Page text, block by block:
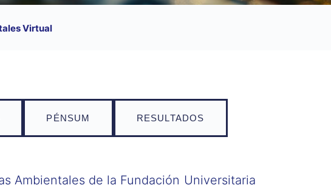
Virtual
PÉNSUM RESULTADOS
Ambientales de la Fundación Universitaria